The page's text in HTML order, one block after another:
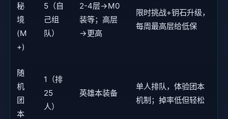
秘
境
(M
+)
5（自
己组
队）
2-4层→M0
装等；高层
→更高
限时挑战+钥石升级，
每周最高层给低保
随
机
团
本
1（排
25
人）
英雄本装备
单人排队，体验团本
机制；掉率低但轻松